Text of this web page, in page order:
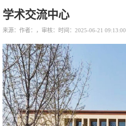
学术交流中心
来源： 作者：，审核： 时间：2025-06-21 09:13:00